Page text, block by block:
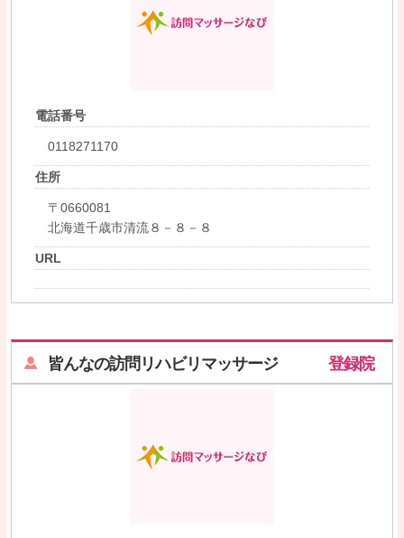
電話番号
0118271170
住所
〒0660081
北海道千歳市清流８－８－８
URL
皆んなの訪問リハビリマッサージ 登録院